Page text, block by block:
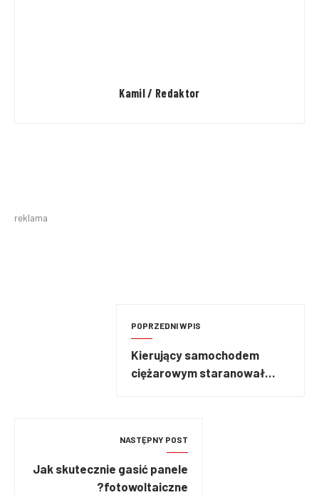
Kamil / Redaktor
reklama
POPRZEDNI WPIS
Kierujący samochodem
ciężarowym staranował
NASTĘPNY POST
Jak skutecznie gasić panele
fotowoltaiczne?